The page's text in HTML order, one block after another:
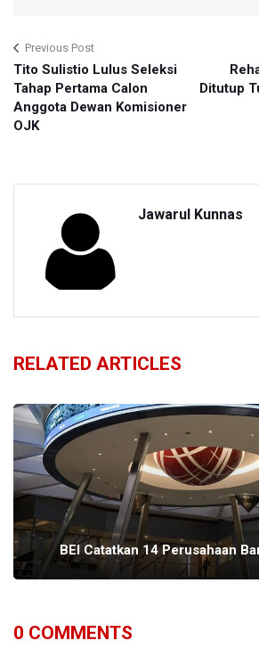
Previous Post
Tito Sulistio Lulus Seleksi
Tahap Pertama Calon
Anggota Dewan Komisioner
OJK
Ditutup
Jawarul Kunnas
RELATED ARTICLES
BEI Catatkan 14 Perusahaan
0 COMMENTS